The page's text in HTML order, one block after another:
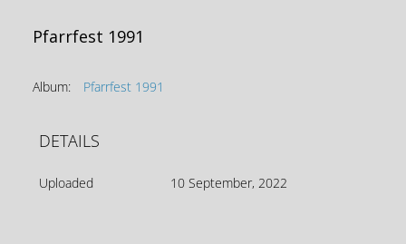
Pfarrfest 1991
Album: Pfarrfest 1991
DETAILS
Uploaded 10 September, 2022